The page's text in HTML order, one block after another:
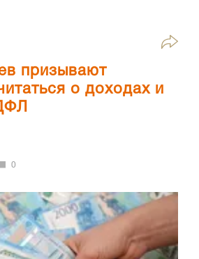
призывают
о доходах и
0